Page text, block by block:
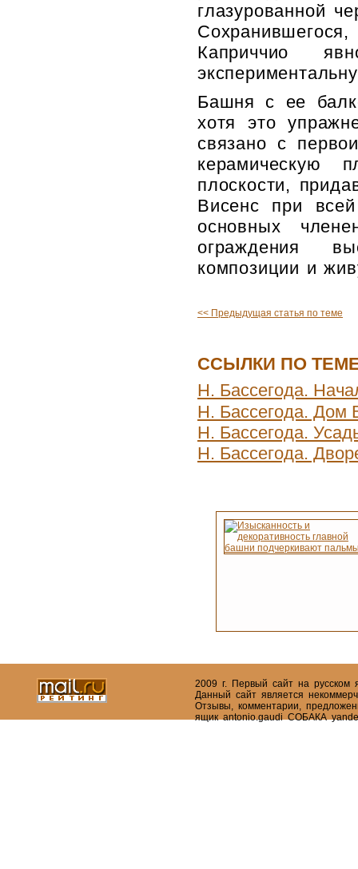
глазурованной
Каприччио
Башня с ее
хотя это
связано с
керамическую
плоскости,
Висенс при всей
основных
ограждения
композиции и
<< Предыдущая статья по теме
ССЫЛКИ ПО
Н. Бассегода.
Н. Бассегода. Дом
Н. Бассегода.
Н. Бассегода.
2009 г. Первый сайт на русском
Данный сайт является
Отзывы, комментарии,
ящик antonio.gaudi СОБАКА